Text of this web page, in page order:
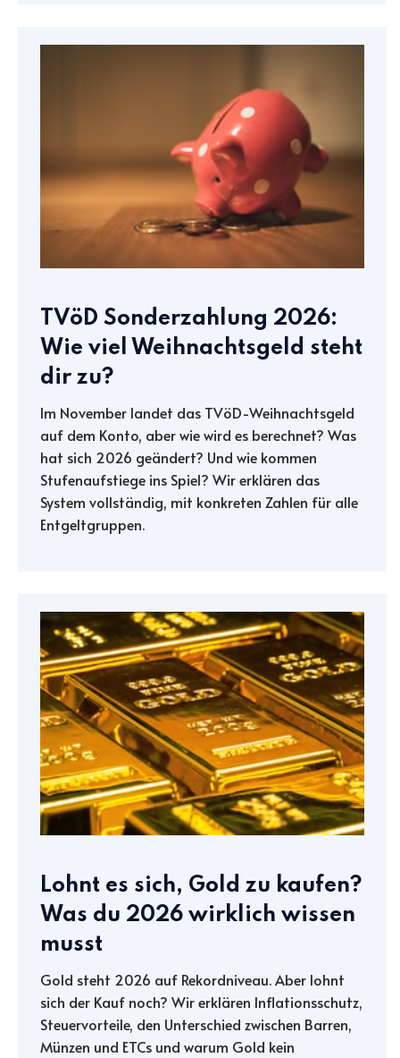
TVöD Sonderzahlung 2026:
Wie viel Weihnachtsgeld steht
dir zu?
Im November landet das TVöD-Weihnachtsgeld
auf dem Konto, aber wie wird es berechnet? Was
hat sich 2026 geändert? Und wie kommen
Stufenaufstiege ins Spiel? Wir erklären das
System vollständig, mit konkreten Zahlen für alle
Entgeltgruppen.
Lohnt es sich, Gold zu kaufen?
Was du 2026 wirklich wissen
musst
Gold steht 2026 auf Rekordniveau. Aber lohnt
sich der Kauf noch? Wir erklären Inflationsschutz,
Steuervorteile, den Unterschied zwischen Barren,
Münzen und ETCs und warum Gold kein